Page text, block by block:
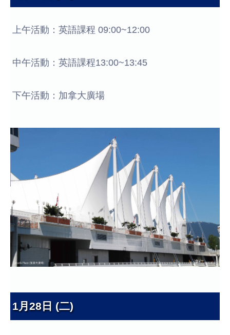
上午活動：英語課程 09:00~12:00
中午活動：英語課程13:00~13:45
下午活動：加拿大廣場
1月28日 (二)